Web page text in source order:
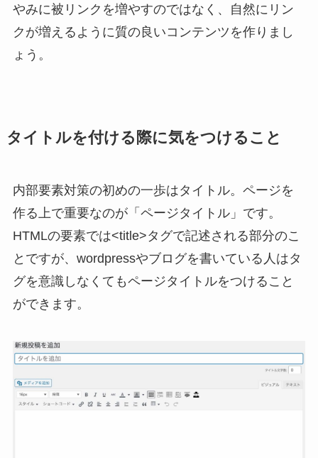
やみに被リンクを増やすのではなく、自然にリン
クが増えるように質の良いコンテンツを作りまし
ょう。
タイトルを付ける際に気をつけること
内部要素対策の初めの一歩はタイトル。ページを
作る上で重要なのが「ページタイトル」です。
HTMLの要素では<title>タグで記述される部分のこ
とですが、wordpressやブログを書いている人はタ
グを意識しなくてもページタイトルをつけること
ができます。